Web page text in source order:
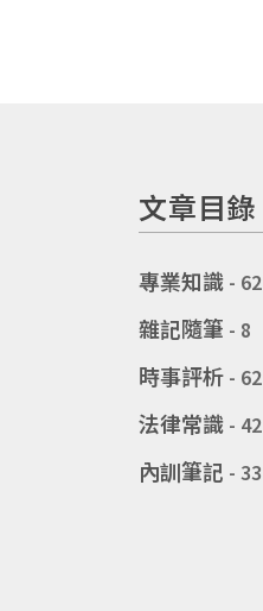
文章目錄
專業知識 - 62
雜記隨筆 - 8
時事評析 - 62
法律常識 - 42
內訓筆記 - 33